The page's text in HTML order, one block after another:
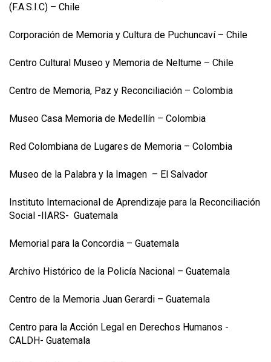
(F.A.S.I.C) – Chile
Corporación de Memoria y Cultura de Puchuncaví – Chile
Centro Cultural Museo y Memoria de Neltume – Chile
Centro de Memoria, Paz y Reconciliación – Colombia
Museo Casa Memoria de Medellín – Colombia
Red Colombiana de Lugares de Memoria – Colombia
Museo de la Palabra y la Imagen – El Salvador
Instituto Internacional de Aprendizaje para la Reconciliación
Social -IIARS- Guatemala
Memorial para la Concordia – Guatemala
Archivo Histórico de la Policía Nacional – Guatemala
Centro de la Memoria Juan Gerardi – Guatemala
Centro para la Acción Legal en Derechos Humanos -
CALDH- Guatemala